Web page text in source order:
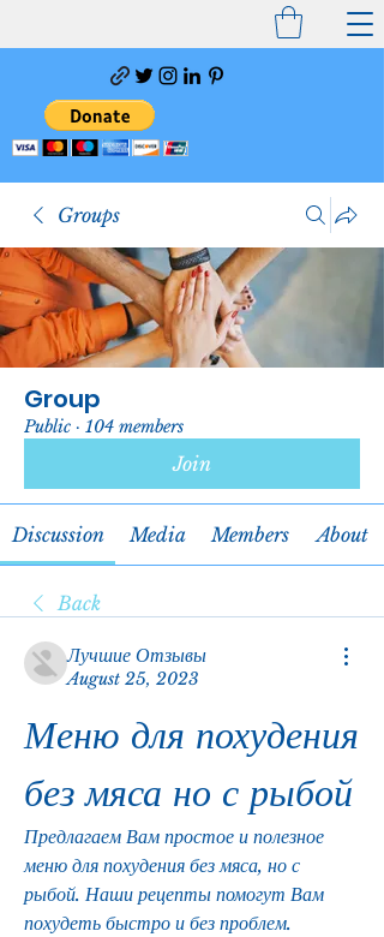
Groups
Group
Public · 104 members
Join
Discussion Media Members About
Back
Лучшие Отзывы
August 25, 2023
Меню для похудения
без мяса но с рыбой
Предлагаем Вам простое и полезное
меню для похудения без мяса, но с
рыбой. Наши рецепты помогут Вам
похудеть быстро и без проблем.